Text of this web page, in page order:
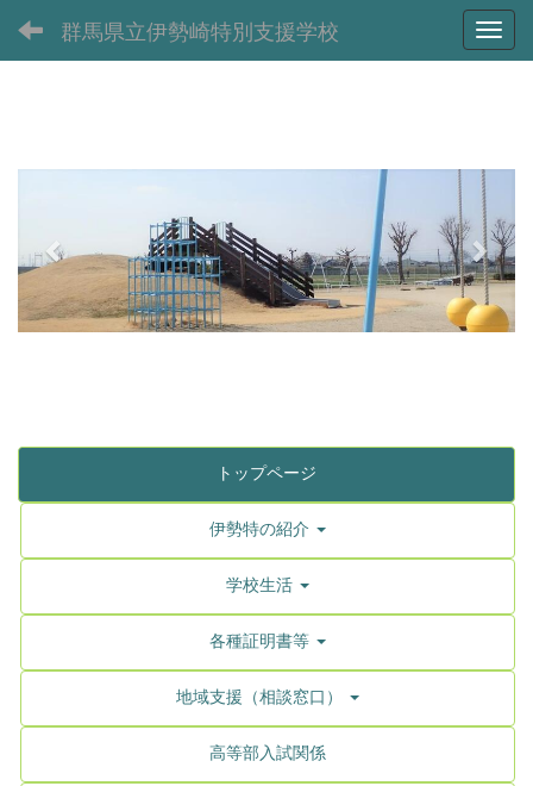
群馬県立伊勢崎特別支援学校
o
u
s
t
トップページ
伊勢特の紹介
学校生活
各種証明書等
地域支援（相談窓口）
高等部入試関係